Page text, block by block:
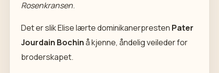
Rosenkransen.
Det er slik Elise lærte dominikanerpresten Pater
Jourdain Bochinå kjenne, åndelig veileder for
broderskapet.